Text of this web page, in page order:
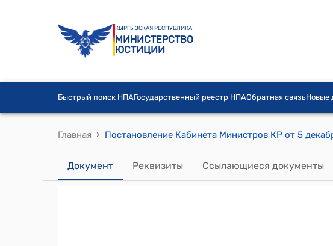
КЫРГЫЗСКАЯ РЕСПУБЛИКА
МИНИСТЕРСТВО
ЮСТИЦИИ
Быстрый поиск НПАГосударственный реестр НПАОбратная связьНовые
Главная ›
Документ Реквизиты Ссылающиеся документы